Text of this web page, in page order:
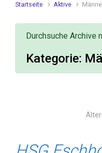
Startseite Aktive
Durchsuche Archive
Kategorie: